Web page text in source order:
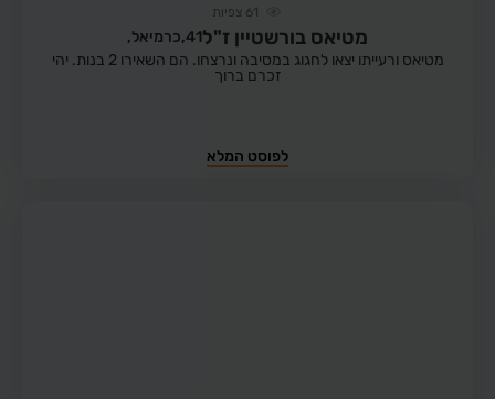
61 צפיות
מטיאס בורשטיין ז"ל41, כרמיאל,
מטיאס ורעייתו יצאו לחגוג במסיבה ונרצחו. הם השאירו 2 בנות. יהי
זכרם ברוך
לפוסט המלא